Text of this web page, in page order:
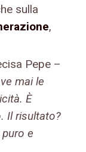
sulla
,
Pepe –
mai le
È
Il risultato?
e